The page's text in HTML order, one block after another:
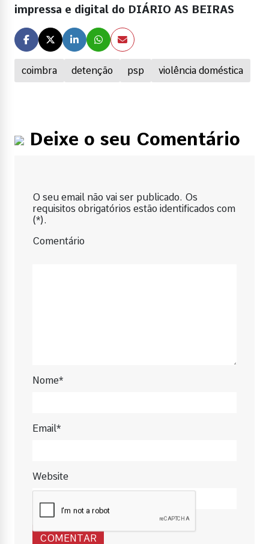
coimbra detenção psp violência doméstica
impressa e digital do DIÁRIO AS BEIRAS
Deixe o seu Comentário
O seu email não vai ser publicado. Os
requisitos obrigatórios estão identificados com
(*).
Comentário
Nome*
Email*
Website